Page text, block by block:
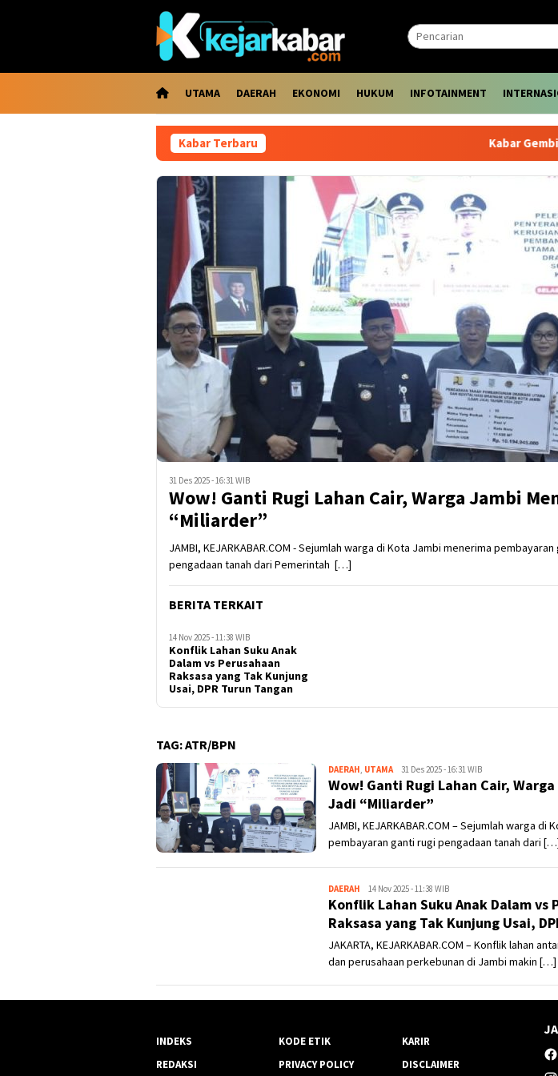
UTAMA DAERAH EKONOMI HUKUM INFOTAINMENT
Kabar Terbaru Kabar Gembira
31 Des 2025 - 16:31 WIB
Wow! Ganti Rugi Lahan Cair, Warga Jambi
“Miliarder”
JAMBI, KEJARKABAR.COM - Sejumlah warga di Kota Jambi menerima
pengadaan tanah dari Pemerintah […]
BERITA TERKAIT
14 Nov 2025 - 11:38 WIB
Konflik Lahan Suku Anak
Dalam vs Perusahaan
Raksasa yang Tak Kunjung
Usai, DPR Turun Tangan
TAG:ATR/BPN
DAERAH, UTAMAKejar
Kabar
31 Des 2025 - 16:31 WIB
Wow! Ganti Rugi Lahan Cair,
Jadi “Miliarder”
JAMBI, KEJARKABAR.COM – Sejumlah warga di
pembayaran ganti rugi pengadaan tanah dari
DAERAH Kejar
Kabar
14 Nov 2025 - 11:38 WIB
Konflik Lahan Suku Anak Dalam vs
Raksasa yang Tak Kunjung Usai,
JAKARTA, KEJARKABAR.COM – Konflik lahan
dan perusahaan perkebunan di Jambi makin […]
INDEKS KODE ETIK
KARIR
REDAKSI
PRIVACY POLICY DISCLAIMER